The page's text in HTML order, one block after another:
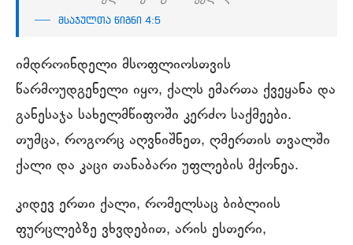
მსაჯულთა წიგნი 4:5
იმდროინდელი მსოფლიოსთვის
წარმოუდგენელი იყო, ქალს ემართა ქვეყანა და
განესაჯა სახელმწიფოში კერძო საქმეები.
თუმცა, როგორც აღვნიშნეთ, ღმერთის თვალში
ქალი და კაცი თანაბარი უფლების მქონეა.
კიდევ ერთი ქალი, რომელსაც ბიბლიის
ფურცლებზე ვხვდებით, არის ესთერი,